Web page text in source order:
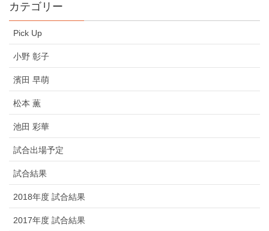
カテゴリー
Pick Up
小野 彰子
濱田 早萌
松本 薫
池田 彩華
試合出場予定
試合結果
2018年度 試合結果
2017年度 試合結果